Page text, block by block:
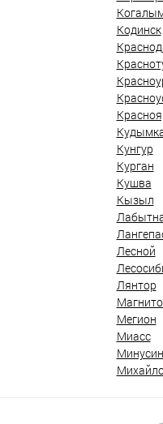
Кодинск
Кунгур
Курган
Кушва
Кызыл
Лесной
Лянтор
Мегион
Миасс